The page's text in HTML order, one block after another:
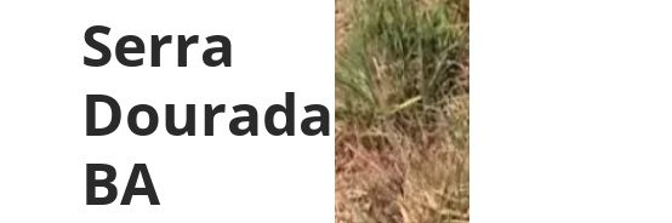
Serra
Dourada-
BA